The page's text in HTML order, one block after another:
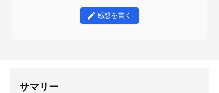
感想を書く
サマリー